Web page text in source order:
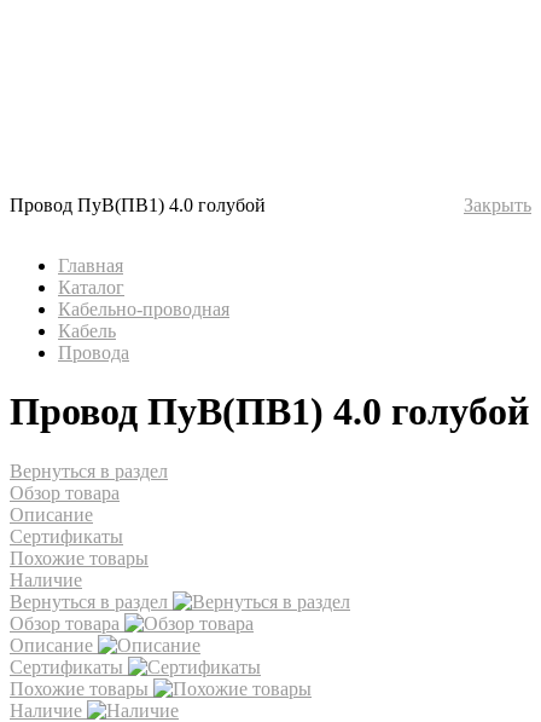
Провод ПуВ(ПВ1) 4.0 голубой Закрыть
Главная
Каталог
Кабельно-проводная
Кабель
Провода
Провод ПуВ(ПВ1) 4.0 голубой
Вернуться в раздел
Обзор товара
Описание
Сертификаты
Похожие товары
Наличие
Вернуться в раздел
Обзор товара
Описание
Сертификаты
Похожие товары
Наличие